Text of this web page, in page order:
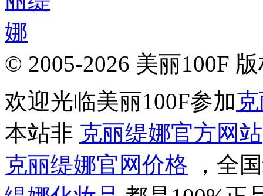
© 2005-2026 美丽100F
欢迎光临美丽100F参加
本站非 克丽缇娜官方网站
克丽缇娜官网价格 ，全